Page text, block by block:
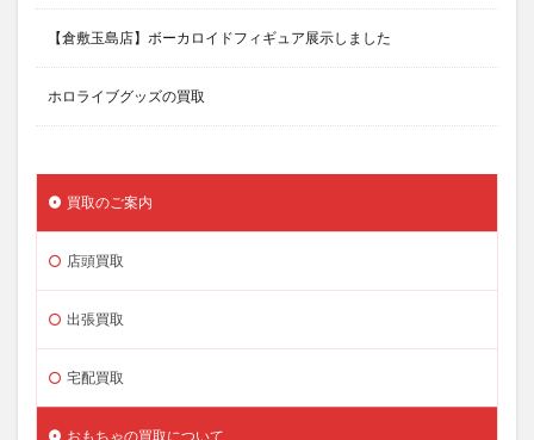
【倉敷玉島店】ボーカロイドフィギュア展示しました
ホロライブグッズの買取
買取のご案内
店頭買取
出張買取
宅配買取
おもちゃの買取について